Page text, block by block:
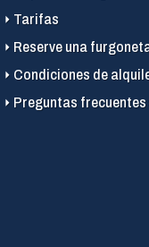
Tarifas
Reserve una
Condiciones de
Preguntas